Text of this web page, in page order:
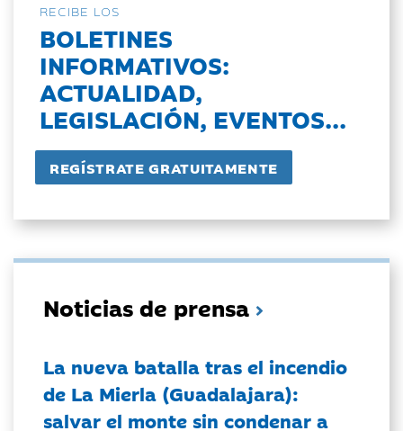
RECIBE LOS
BOLETINES
INFORMATIVOS:
ACTUALIDAD,
LEGISLACIÓN, EVENTOS...
Noticias de prensa
La nueva batalla tras el incendio
de La Mierla (Guadalajara):
salvar el monte sin condenar a